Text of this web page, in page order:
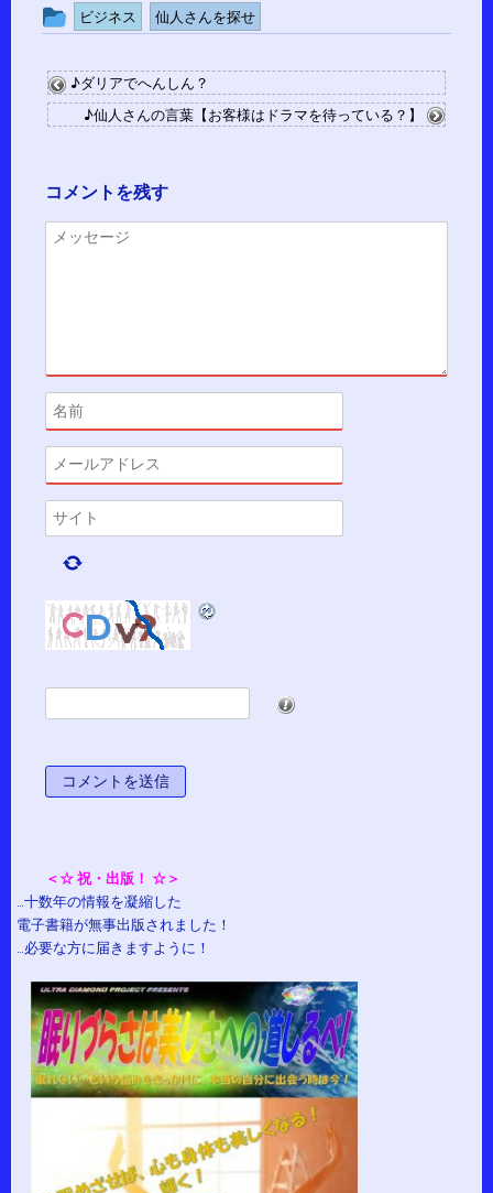
投
グ
ル
ー
ビジネス 仙人さんを探せ
♪ダリアでへんしん？
♪仙人さんの言葉【お客様はドラマを待っている？】
コメントを残す
＜☆ 祝・出版！ ☆＞
…十数年の情報を凝縮した
電子書籍が無事出版されました！
…必要な方に届きますように！